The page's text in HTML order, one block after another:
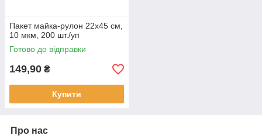
Пакет майка-рулон 22х45 см,
10 мкм, 200 шт./уп
Готово до відправки
149,90 ₴
Купити
Про нас